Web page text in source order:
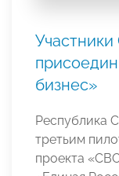
бизнес»
Республика
третьим
проекта